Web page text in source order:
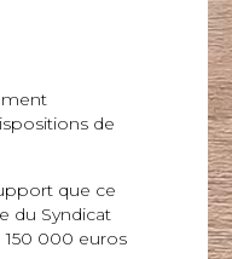
de
que ce
du Syndicat
000 euros